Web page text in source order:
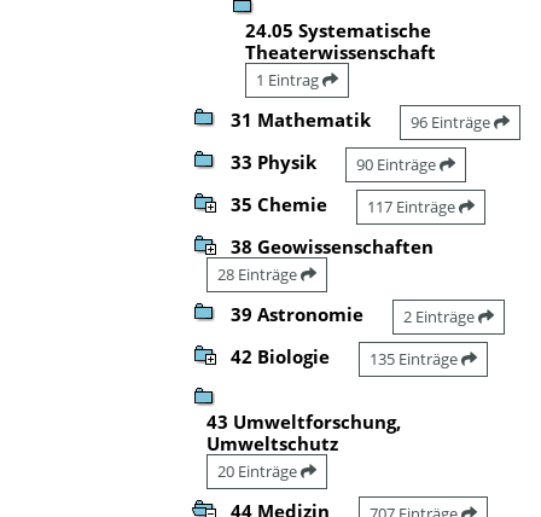
24.05 Systematische
Theaterwissenschaft
1 Eintrag
31 Mathematik 96 Einträge
33 Physik 90 Einträge
35 Chemie 117 Einträge
38 Geowissenschaften
28 Einträge
39 Astronomie 2 Einträge
42 Biologie 135 Einträge
43 Umweltforschung,
Umweltschutz
20 Einträge
44 Medizin